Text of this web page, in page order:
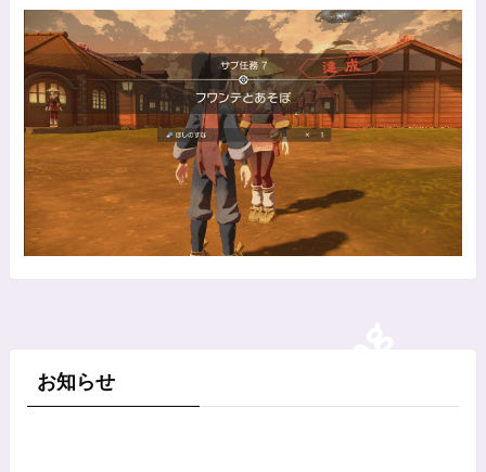
お知らせ